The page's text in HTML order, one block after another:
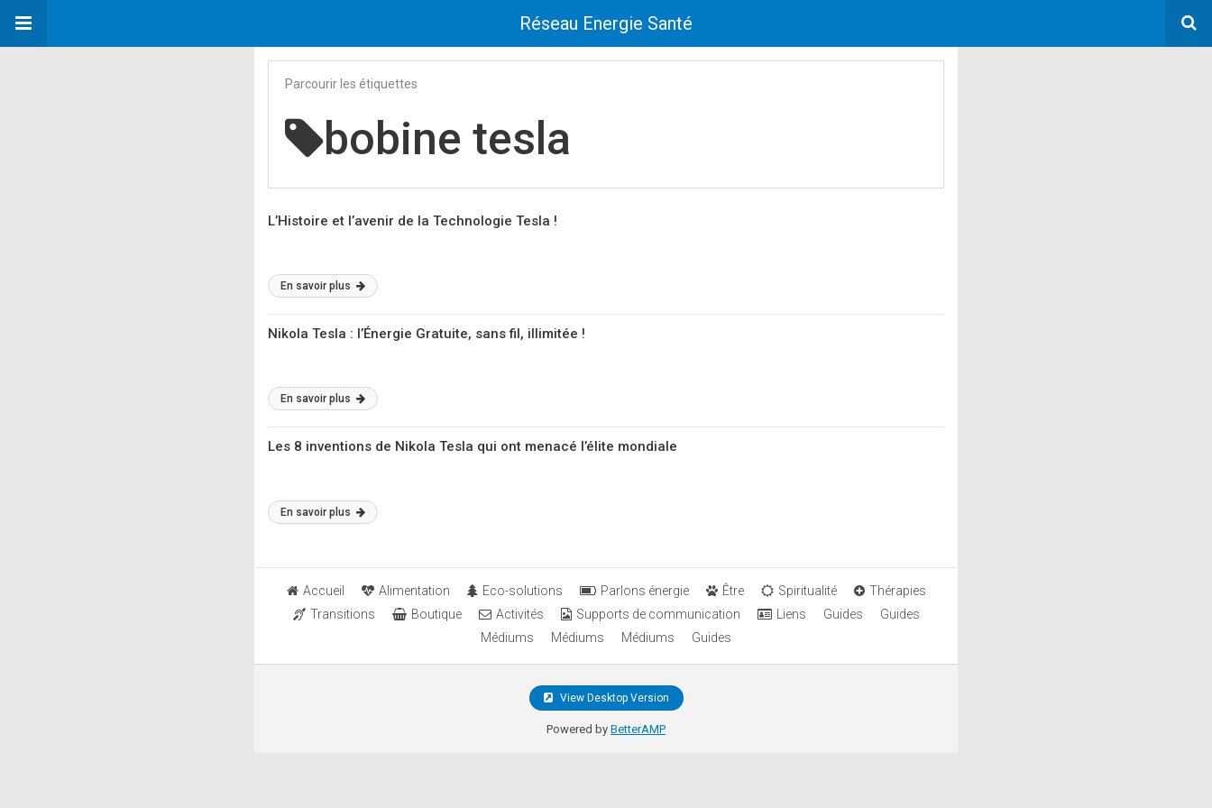
Réseau Energie Santé
Parcourir les étiquettes
bobine tesla
L’Histoire et l’avenir de la Technologie Tesla !
En savoir plus
Nikola Tesla : l’Énergie Gratuite, sans fil, illimitée !
En savoir plus
Les 8 inventions de Nikola Tesla qui ont menacé l’élite mondiale
En savoir plus
Accueil Alimentation Eco-solutions Parlons énergie Être Spiritualité
Thérapies
Transitions
Boutique Activités Supports de communication Liens Guides
Guides
Médiums
Médiums Médiums Guides
View Desktop Version
Powered by BetterAMP